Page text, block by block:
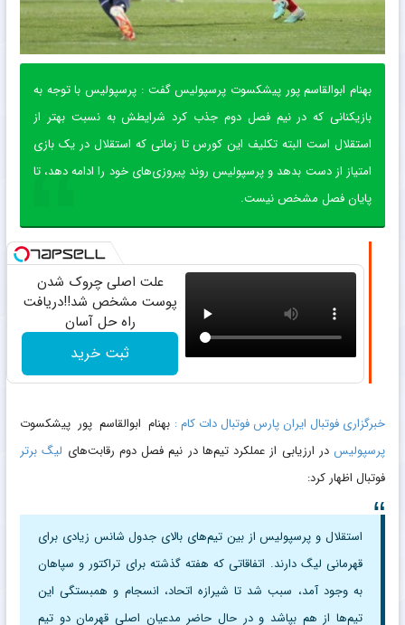
بهنام ابوالقاسم پور پیشکسوت پرسپولیس گفت : پرسپولیس با توجه به
بازیکنانی که در نیم فصل دوم جذب کرد شرایطش به نسبت بهتر از
استقلال است البته تکلیف این کورس تا زمانی که استقلال در یک بازی
امتیاز از دست بدهد و پرسپولیس روند پیروزی‌های خود را ادامه دهد، تا
پایان فصل مشخص نیست.
علت اصلی چروک شدن
پوست مشخص شد!!دریافت
راه حل آسان
ثبت خرید
خبرگزاری فوتبال ایران پارس فوتبال دات کام : بهنام ابوالقاسم پور پیشکسوت
پرسپولیس در ارزیابی از عملکرد تیم‌ها در نیم فصل دوم رقابت‌های لیگ برتر
فوتبال اظهار کرد:
استقلال و پرسپولیس از بین تیم‌های بالای جدول شانس زیادی برای
قهرمانی لیگ دارند. اتفاقاتی که هفته گذشته برای تراکتور و سپاهان
به وجود آمد، سبب شد تا شیرازه اتحاد، انسجام و همبستگی این
تیم‌ها از هم بپاشد و در حال حاضر مدعیان اصلی قهرمان دو تیم